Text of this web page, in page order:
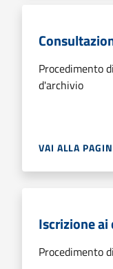
Procedimento
d'archivio
VAI ALLA
Iscrizione
Procedimento